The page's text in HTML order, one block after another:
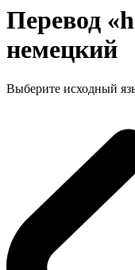
Перевод
немецкий
Выберите исходный